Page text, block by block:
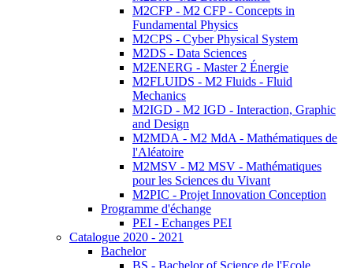
M2CFP - M2 CFP - Concepts in
Fundamental Physics
M2CPS - Cyber Physical System
M2DS - Data Sciences
M2ENERG - Master 2 Énergie
M2FLUIDS - M2 Fluids - Fluid
Mechanics
M2IGD - M2 IGD - Interaction, Graphic
and Design
M2MDA - M2 MdA - Mathématiques de
l'Aléatoire
M2MSV - M2 MSV - Mathématiques
pour les Sciences du Vivant
M2PIC - Projet Innovation Conception
Programme d'échange
PEI - Echanges PEI
Catalogue 2020 - 2021
Bachelor
BS - Bachelor of Science de l'Ecole